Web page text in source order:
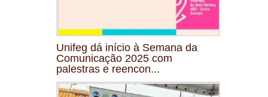
Unifeg dá início à Semana da
Comunicação 2025 com
palestras e reencon...